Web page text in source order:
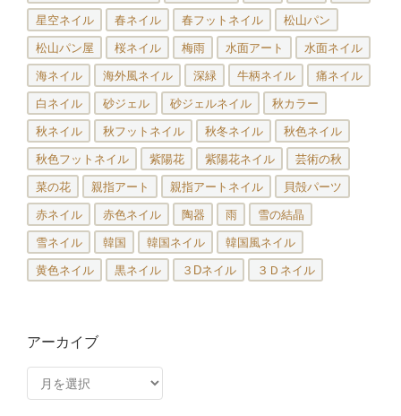
星空ネイル 春ネイル 春フットネイル 松山パン
松山パン屋 桜ネイル 梅雨 水面アート 水面ネイル
海ネイル 海外風ネイル 深緑 牛柄ネイル 痛ネイル
白ネイル 砂ジェル 砂ジェルネイル 秋カラー
秋ネイル 秋フットネイル 秋冬ネイル 秋色ネイル
秋色フットネイル 紫陽花 紫陽花ネイル 芸術の秋
菜の花 親指アート 親指アートネイル 貝殻パーツ
赤ネイル 赤色ネイル 陶器 雨 雪の結晶
雪ネイル 韓国 韓国ネイル 韓国風ネイル
黄色ネイル 黒ネイル ３Dネイル ３Ｄネイル
アーカイブ
ー